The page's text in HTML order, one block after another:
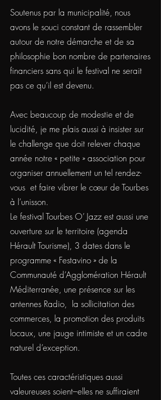
Soutenus par la municipalité, nous
avons le souci constant de rassembler
autour de notre démarche et de sa
philosophie bon nombre de partenaires
financiers sans qui le festival ne serait
pas ce qu’il est devenu.
Avec beaucoup de modestie et de
lucidité, je me plais aussi à insister sur
le challenge que doit relever chaque
année notre « petite » association pour
organiser annuellement un tel rendez-
vous et faire vibrer le cœur de Tourbes
à l’unisson.
Le festival Tourbes O’ Jazz est aussi une
ouverture sur le territoire (agenda
Hérault Tourisme), 3 dates dans le
programme « Festavino » de la
Communauté d’Agglomération Hérault
Méditerranée, une présence sur les
antennes Radio, la sollicitation des
commerces, la promotion des produits
locaux, une jauge intimiste et un cadre
naturel d’exception.
Toutes ces caractéristiques aussi
valeureuses soient–elles ne suffiraient